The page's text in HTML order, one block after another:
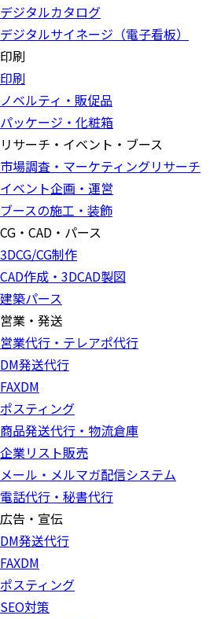
デジタルカタログ
デジタルサイネージ（電子看板）
印刷
印刷
ノベルティ・販促品
パッケージ・化粧箱
リサーチ・イベント・ブース
市場調査・マーケティングリサーチ
イベント企画・運営
ブースの施工・装飾
CG・CAD・パース
3DCG/CG制作
CAD作成・3DCAD製図
建築パース
営業・発送
営業代行・テレアポ代行
DM発送代行
FAXDM
ポスティング
商品発送代行・物流倉庫
企業リスト販売
メール・メルマガ配信システム
電話代行・秘書代行
広告・宣伝
DM発送代行
FAXDM
ポスティング
SEO対策